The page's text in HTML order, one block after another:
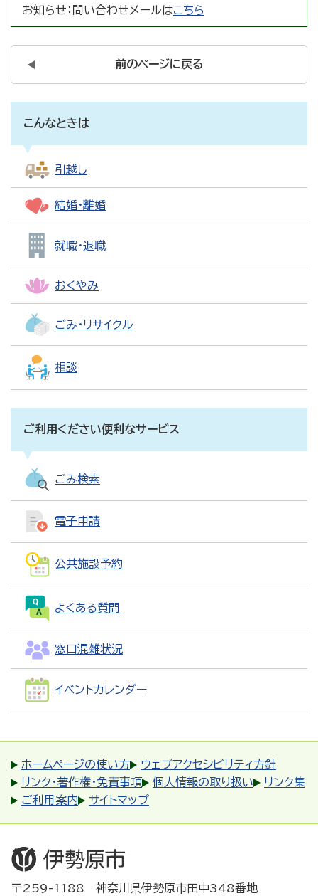
お知らせ： 問い合わせメールはこちら
前のページに戻る
こんなときは
引越し
結婚・離婚
就職・退職
おくやみ
ごみ・リサイクル
相談
ご利用ください便利なサービス
ごみ検索
電子申請
公共施設予約
よくある質問
窓口混雑状況
イベントカレンダー
ホームページの使い方
ウェブアクセシビリティ方針
リンク・著作権・免責事項
個人情報の取り扱い
リンク集
ご利用案内
サイトマップ
〒259-1188 神奈川県伊勢原市田中348番地